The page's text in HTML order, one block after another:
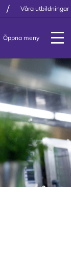
/ Våra utbildningar
Öppna meny